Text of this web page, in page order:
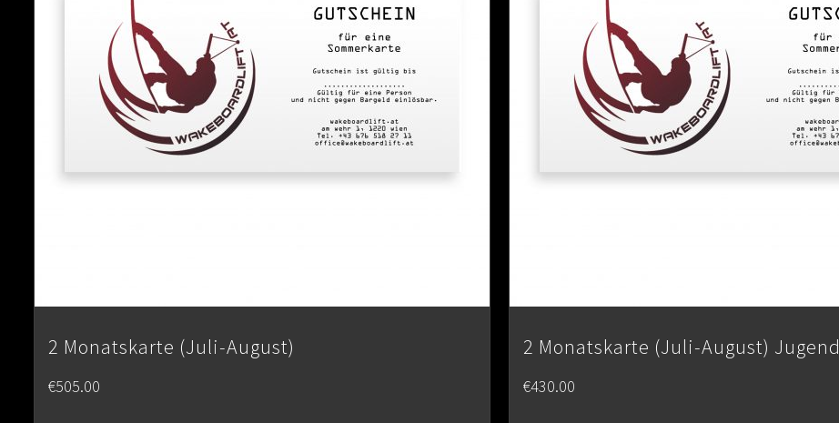
2 Monatskarte (Juli-August)
€505.00
2 Monatskarte (Juli-August) Jugend
€430.00